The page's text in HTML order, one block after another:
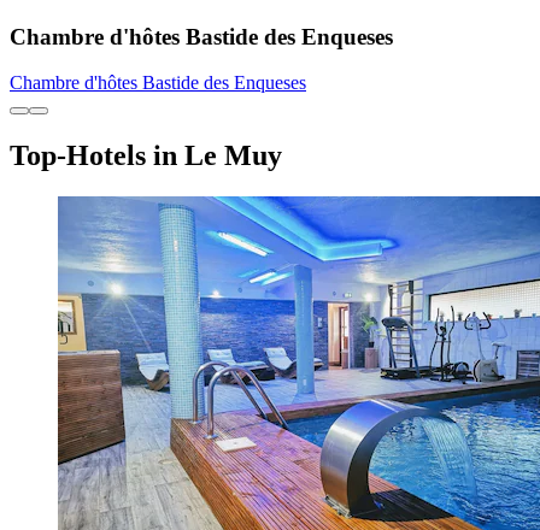
Chambre d'hôtes Bastide des Enqueses
Chambre d'hôtes Bastide des Enqueses
Top-Hotels in Le Muy